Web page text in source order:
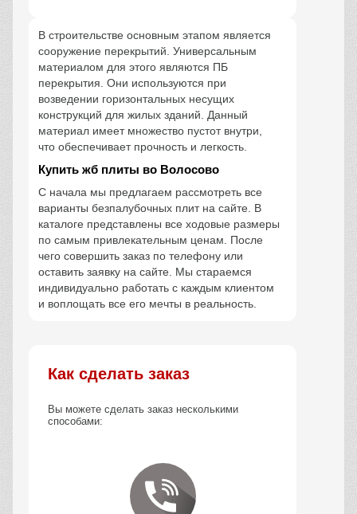
В строительстве основным этапом является
сооружение перекрытий. Универсальным
материалом для этого являются ПБ
перекрытия. Они используются при
возведении горизонтальных несущих
конструкций для жилых зданий. Данный
материал имеет множество пустот внутри,
что обеспечивает прочность и легкость.
Купить жб плиты во Волосово
С начала мы предлагаем рассмотреть все
варианты безпалубочных плит на сайте. В
каталоге представлены все ходовые размеры
по самым привлекательным ценам. После
чего совершить заказ по телефону или
оставить заявку на сайте. Мы стараемся
индивидуально работать с каждым клиентом
и воплощать все его мечты в реальность.
Как сделать заказ
Вы можете сделать заказ несколькими
способами: